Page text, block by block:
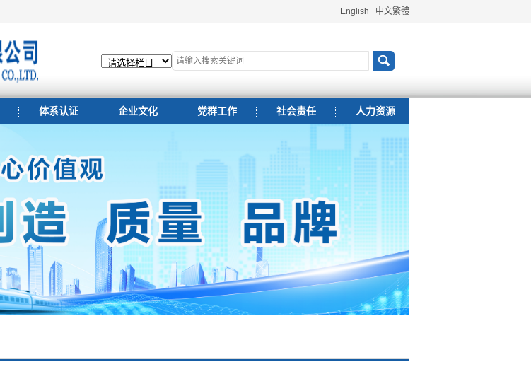
English 中文繁體
体系认证 企业文化 党群工作 社会责任 人力资源